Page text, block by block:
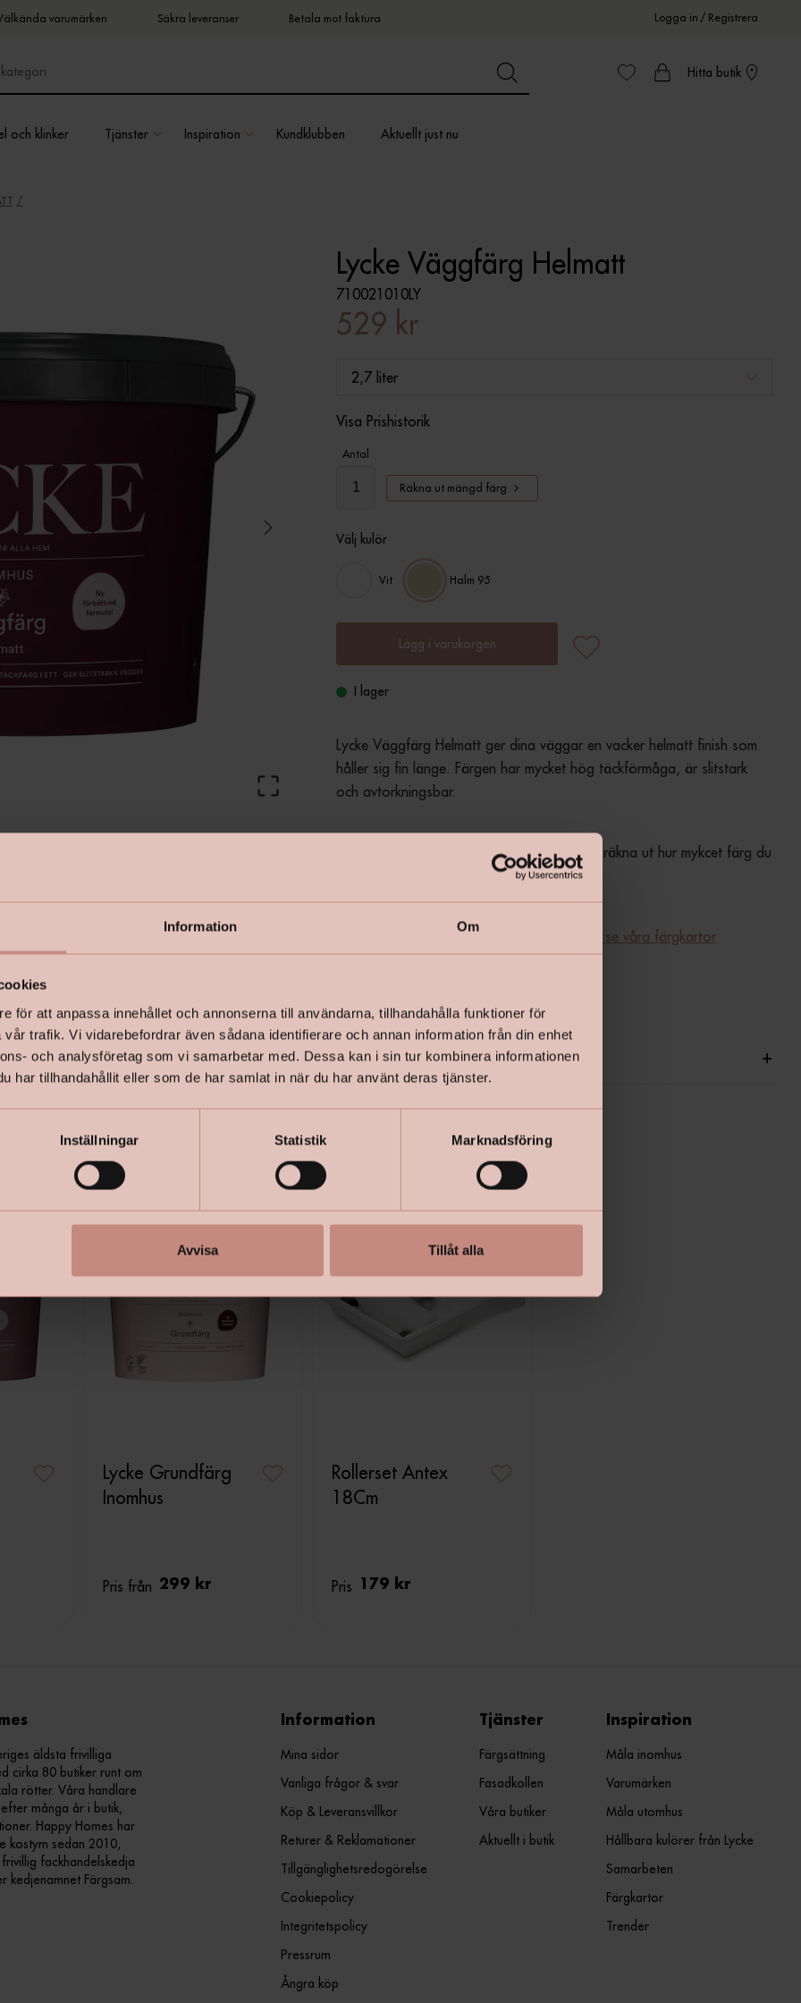
Information Om
för att anpassa innehållet och annonserna till användarna, tillhandahålla funktioner för
trafik. Vi vidarebefordrar även sådana identifierare och annan information från din enhet
och analysföretag som vi samarbetar med. Dessa kan i sin tur kombinera informationen
har tillhandahållit eller som de har samlat in när du har använt deras tjänster.
Inställningar Statistik Marknadsföring
Avvisa Tillåt alla
varumärken Säkra leveranser Betala mot faktura Logga in / Registrera
Hitta butik
och klinker Tjänster Inspiration Kundklubben Aktuellt just nu
Lycke Väggfärg Helmatt
710021010LY
529 kr
2,7 liter
Visa Prishistorik
Antal
Räkna ut mängd färg
Välj kulör
Vit Halm 95
Lägg i varukorgen
I lager
Lycke Väggfärg Helmatt ger dina väggar en vacker helmatt finish som
håller sig fin länge. Färgen har mycket hög täckförmåga, är slitstark
och avtorkningsbar.
Använd vår enkla åtgångsberäkning för att räkna ut hur mykcet färg du
Inspireras till ditt kulörval - klicka här för att se våra färgkartor
+ Specifikationer +
Lycke Grundfärg
Inomhus
Pris från 299 kr
Rollerset Antex
18Cm
Pris 179 kr
äldsta frivilliga
cirka 80 butiker runt om
rötter. Våra handlare
många år i butik,
Happy Homes har
kostym sedan 2010,
fackhandelskedja
kedjenamnet Färgsam.
Information
Mina sidor
Vanliga frågor & svar
Köp & Leveransvillkor
Returer & Reklamationer
Tillgänglighetsredogörelse
Cookiepolicy
Integritetspolicy
Pressrum
Ångra köp
Tjänster
Färgsättning
Fasadkollen
Våra butiker
Aktuellt i butik
Inspiration
Måla inomhus
Varumärken
Måla utomhus
Hållbara kulörer från Lycke
Samarbeten
Färgkartor
Trender